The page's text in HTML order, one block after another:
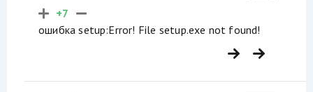
+7
ошибка setup:Error! File setup.exe not found!